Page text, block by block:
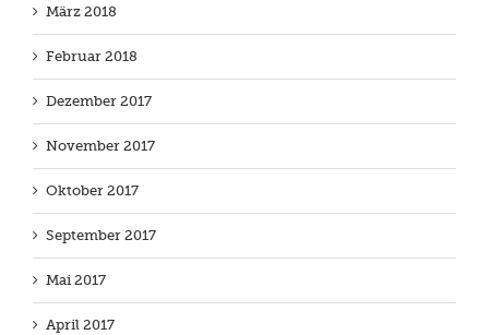
März 2018
Februar 2018
Dezember 2017
November 2017
Oktober 2017
September 2017
Mai 2017
April 2017